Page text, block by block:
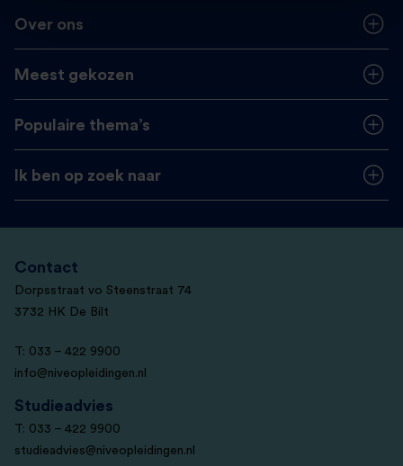
Over ons
Meest gekozen
Populaire thema’s
Ik ben op zoek naar
Contact
Dorpsstraat vo Steenstraat 74
3732 HK De Bilt
T: 033 – 422 9900
info@niveopleidingen.nl
Studieadvies
T: 033 – 422 9900
studieadvies@niveopleidingen.nl